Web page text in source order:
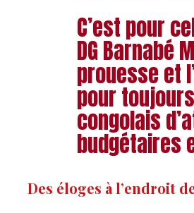
C’est pour
DG Barnabé
prouesse et
pour
congolais
budgétaires
Des éloges à l’endroit